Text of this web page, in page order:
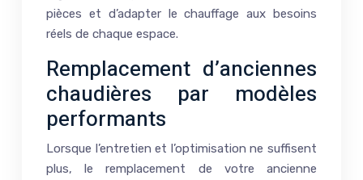
pièces et d’adapter le chauffage aux besoins
réels de chaque espace.
Remplacement d’anciennes
chaudières par modèles
performants
Lorsque l’entretien et l’optimisation ne suffisent
plus, le remplacement de votre ancienne